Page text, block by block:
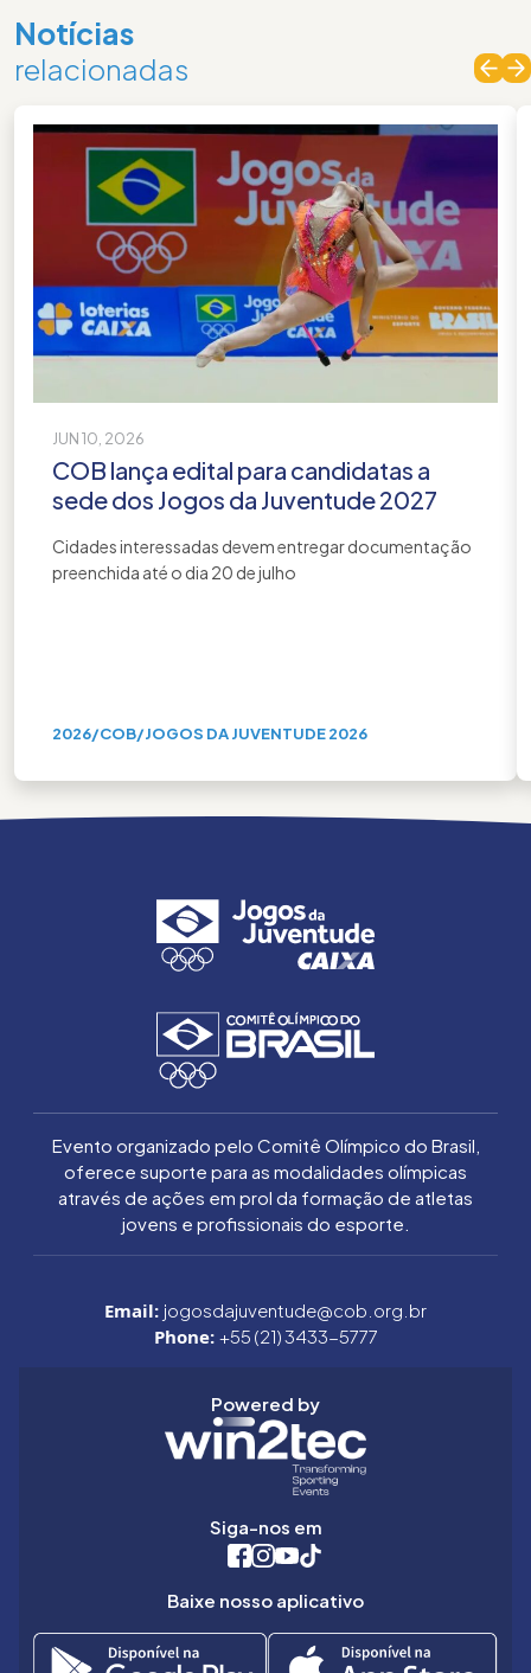
Notícias
relacionadas
JUN 10, 2026
COB lança edital para candidatas a
sede dos Jogos da Juventude 2027
Cidades interessadas devem entregar documentação
preenchida até o dia 20 de julho
2026/COB/JOGOS DA JUVENTUDE 2026
Evento organizado pelo Comitê Olímpico do Brasil,
oferece suporte para as modalidades olímpicas
através de ações em prol da formação de atletas
jovens e profissionais do esporte.
Email: jogosdajuventude@cob.org.br
Phone: +55 (21) 3433-5777
Powered by
Siga-nos em
Baixe nosso aplicativo